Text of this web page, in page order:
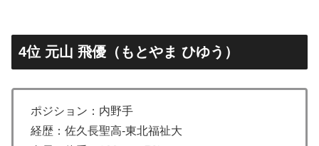
4位 元山 飛優（もとやま ひゆう）
ポジション：内野手
経歴：佐久長聖高-東北福祉大